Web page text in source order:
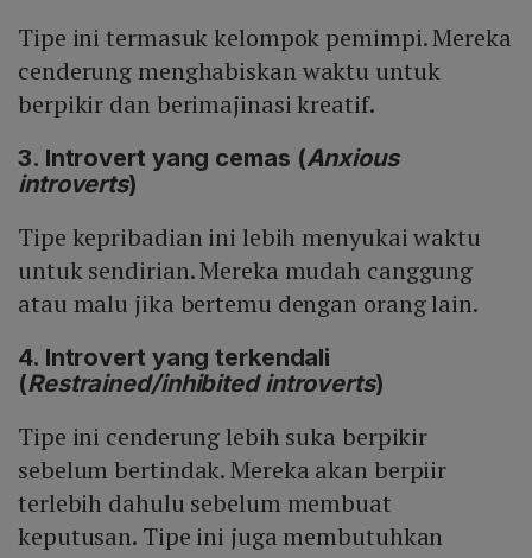
Tipe ini termasuk kelompok pemimpi. Mereka
cenderung menghabiskan waktu untuk
berpikir dan berimajinasi kreatif.
3. Introvert yang cemas (Anxious
introverts)
Tipe kepribadian ini lebih menyukai waktu
untuk sendirian. Mereka mudah canggung
atau malu jika bertemu dengan orang lain.
4. Introvert yang terkendali
(Restrained/inhibited introverts)
Tipe ini cenderung lebih suka berpikir
sebelum bertindak. Mereka akan berpiir
terlebih dahulu sebelum membuat
keputusan. Tipe ini juga membutuhkan